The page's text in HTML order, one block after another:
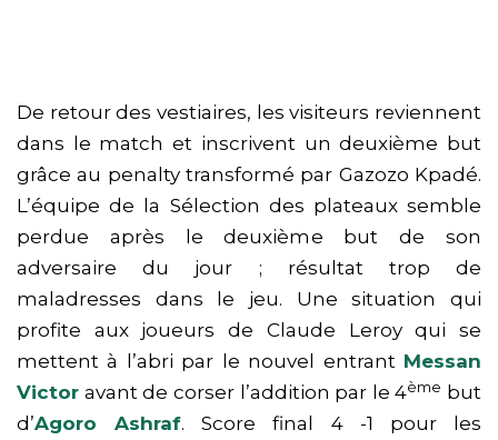
De retour des vestiaires, les visiteurs reviennent
dans le match et inscrivent un deuxième but
grâce au penalty transformé par Gazozo Kpadé.
L’équipe de la Sélection des plateaux semble
perdue après le deuxième but de son
adversaire du jour ; résultat trop de
maladresses dans le jeu. Une situation qui
profite aux joueurs de Claude Leroy qui se
mettent à l’abri par le nouvel entrant Messan
Victor avant de corser l’addition par le 4ème but
d’Agoro Ashraf. Score final 4 -1 pour les